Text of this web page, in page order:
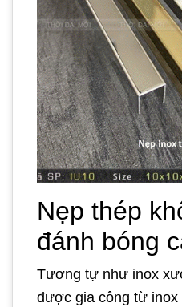
Nẹp thép
đánh bóng
Tương tự như inox
được gia công từ inox